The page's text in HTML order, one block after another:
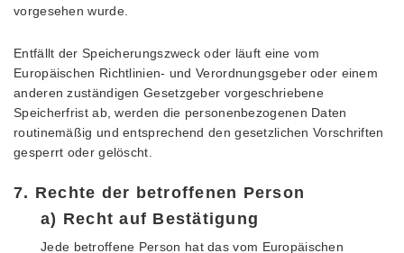
vorgesehen wurde.
Entfällt der Speicherungszweck oder läuft eine vom
Europäischen Richtlinien- und Verordnungsgeber oder einem
anderen zuständigen Gesetzgeber vorgeschriebene
Speicherfrist ab, werden die personenbezogenen Daten
routinemäßig und entsprechend den gesetzlichen Vorschriften
gesperrt oder gelöscht.
7. Rechte der betroffenen Person
a) Recht auf Bestätigung
Jede betroffene Person hat das vom Europäischen